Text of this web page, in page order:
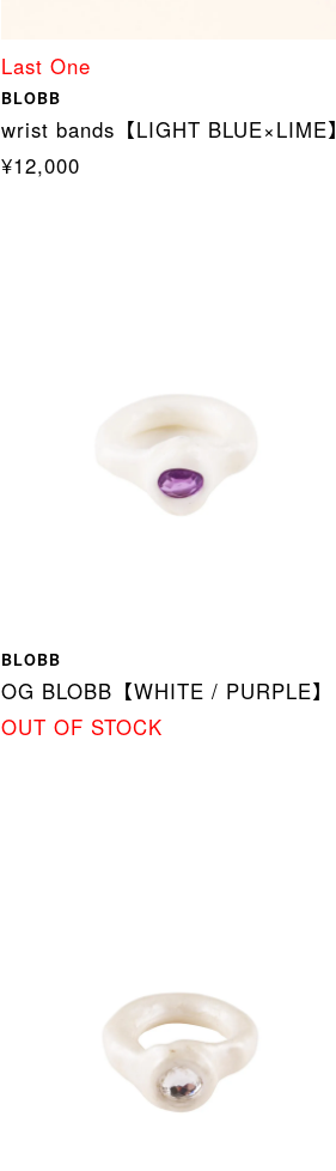
Last One
BLOBB
wrist bands【LIGHT BLUE×LIME】
¥12,000
BLOBB
OG BLOBB【WHITE / PURPLE】
OUT OF STOCK